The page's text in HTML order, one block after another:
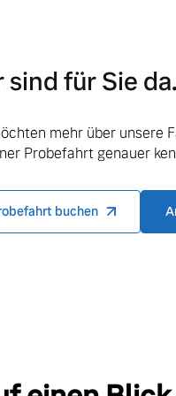
sind für Sie
mehr über unsere
Probefahrt genauer
buchen